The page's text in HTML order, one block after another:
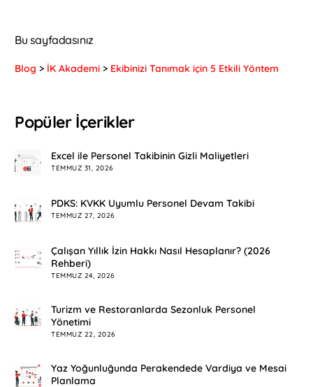
Bu sayfadasınız
Blog > İK Akademi > Ekibinizi Tanımak için 5 Etkili Yöntem
Popüler İçerikler
Excel ile Personel Takibinin Gizli Maliyetleri
TEMMUZ 31, 2026
PDKS: KVKK Uyumlu Personel Devam Takibi
TEMMUZ 27, 2026
Çalışan Yıllık İzin Hakkı Nasıl Hesaplanır? (2026
Rehberi)
TEMMUZ 24, 2026
Turizm ve Restoranlarda Sezonluk Personel
Yönetimi
TEMMUZ 22, 2026
Yaz Yoğunluğunda Perakendede Vardiya ve Mesai
Planlama